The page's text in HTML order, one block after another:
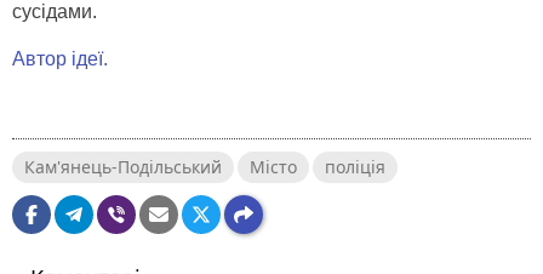
сусідами.
Автор ідеї.
Кам'янець-Подільський Місто поліція